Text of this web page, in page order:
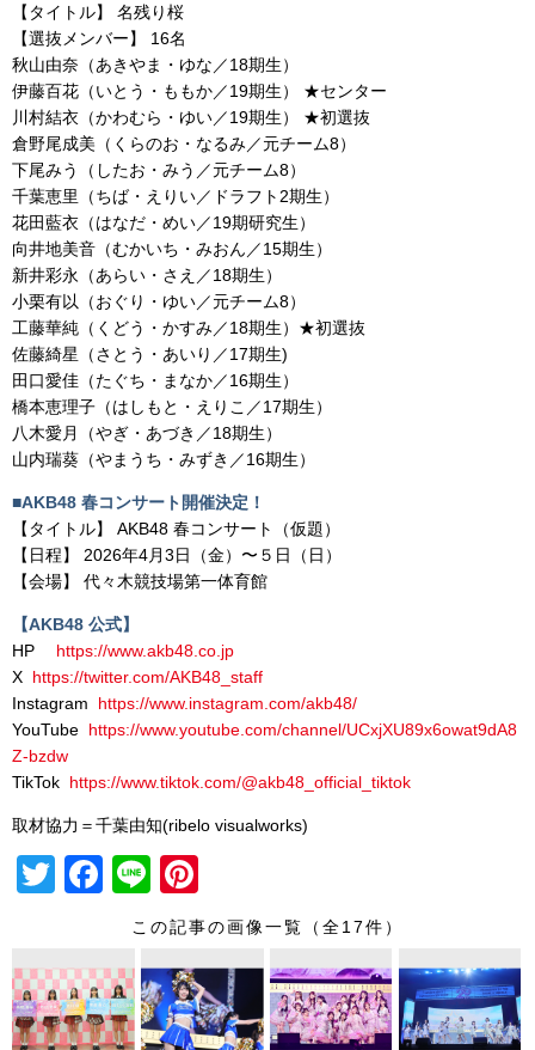
【タイトル】 名残り桜
【選抜メンバー】 16名
秋山由奈（あきやま・ゆな／18期生）
伊藤百花（いとう・ももか／19期生） ★センター
川村結衣（かわむら・ゆい／19期生） ★初選抜
倉野尾成美（くらのお・なるみ／元チーム8）
下尾みう（したお・みう／元チーム8）
千葉恵里（ちば・えりい／ドラフト2期生）
花田藍衣（はなだ・めい／19期研究生）
向井地美音（むかいち・みおん／15期生）
新井彩永（あらい・さえ／18期生）
小栗有以（おぐり・ゆい／元チーム8）
工藤華純（くどう・かすみ／18期生）★初選抜
佐藤綺星（さとう・あいり／17期生)
田口愛佳（たぐち・まなか／16期生）
橋本恵理子（はしもと・えりこ／17期生）
八木愛月（やぎ・あづき／18期生）
山内瑞葵（やまうち・みずき／16期生）
■AKB48 春コンサート開催決定！
【タイトル】 AKB48 春コンサート（仮題）
【日程】 2026年4月3日（金）〜５日（日）
【会場】 代々木競技場第一体育館
【AKB48 公式】
HP https://www.akb48.co.jp
X https://twitter.com/AKB48_staff
Instagram https://www.instagram.com/akb48/
YouTube https://www.youtube.com/channel/UCxjXU89x6owat9dA8
Z-bzdw
TikTok https://www.tiktok.com/@akb48_official_tiktok
取材協力＝千葉由知(ribelo visualworks)
T
er
F
e
b
Li
n
nt
e
st
この記事の画像一覧（全17件）